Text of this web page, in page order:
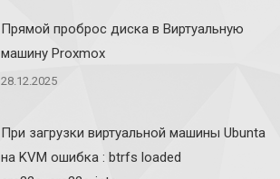
Прямой проброс диска в Виртуальную
машину Proxmox
28.12.2025
При загрузки виртуальной машины Ubunta
на KVM ошибка : btrfs loaded